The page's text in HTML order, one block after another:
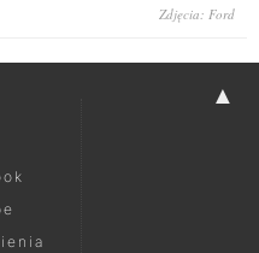
Zdjęcia: Ford
▲